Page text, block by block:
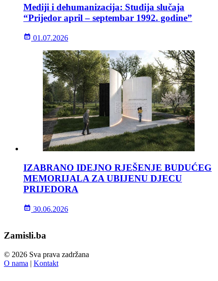
Mediji i dehumanizacija: Studija slučaja
“Prijedor april – septembar 1992. godine”
01.07.2026
IZABRANO IDEJNO RJEŠENJE BUDUĆEG
MEMORIJALA ZA UBIJENU DJECU
PRIJEDORA
30.06.2026
Zamisli.ba
© 2026 Sva prava zadržana
O nama | Kontakt